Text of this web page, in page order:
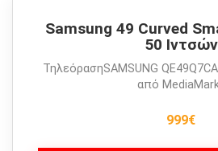
Samsung 49 Curved
50 Ιντσών
ΤηλεόρασηSAMSUNG
από
999€